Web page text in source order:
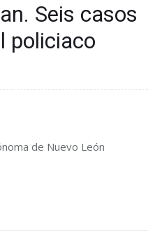
Seis casos
policiaco
de Nuevo León